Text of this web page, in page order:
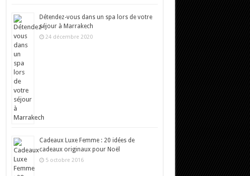
Détendez-vous dans un spa lors de votre
séjour à Marrakech
24 décembre 2020
Cadeaux Luxe Femme : 20 idées de
cadeaux originaux pour Noël
5 octobre 2016